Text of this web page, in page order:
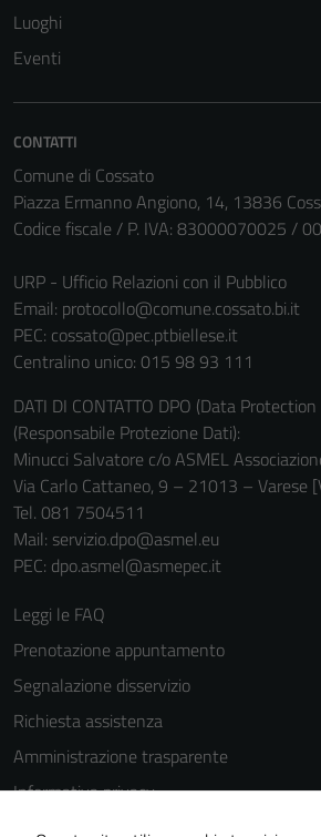
Luoghi
Eventi
CONTATTI
Comune di Cossato
Piazza Ermanno Angiono, 14, 13836
Codice fiscale / P. IVA: 83000070025 /
URP - Ufficio Relazioni con il Pubblico
Email: protocollo@comune.cossato.bi.it
PEC: cossato@pec.ptbiellese.it
Centralino unico: 015 98 93 111
DATI DI CONTATTO DPO (Data
(Responsabile Protezione Dati):
Minucci Salvatore c/o ASMEL
Via Carlo Cattaneo, 9 – 21013 – Varese
Tel. 081 7504511
Mail: servizio.dpo@asmel.eu
PEC: dpo.asmel@asmepec.it
Leggi le FAQ
Prenotazione appuntamento
Segnalazione disservizio
Richiesta assistenza
Amministrazione trasparente
Informativa privacy
Cookie Policy